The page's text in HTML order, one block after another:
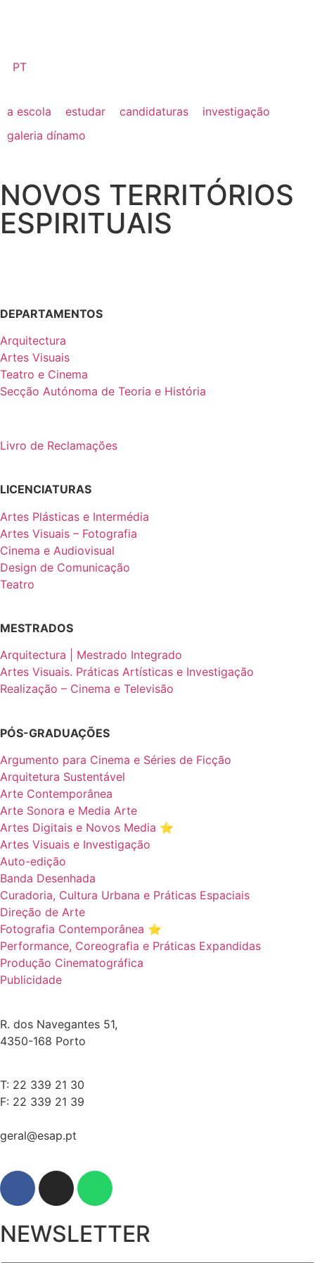
PT
a escola estudar candidaturas
investigação
galeria dínamo
NOVOS TERRITÓRIOS
ESPIRITUAIS
DEPARTAMENTOS
Arquitectura
Artes Visuais
Teatro e Cinema
Secção Autónoma de Teoria e História
Livro de Reclamações
LICENCIATURAS
Artes Plásticas e Intermédia
Artes Visuais – Fotografia
Cinema e Audiovisual
Design de Comunicação
Teatro
MESTRADOS
Arquitectura | Mestrado Integrado
Artes Visuais. Práticas Artísticas e Investigação
Realização – Cinema e Televisão
PÓS-GRADUAÇÕES
Argumento para Cinema e Séries de Ficção
Arquitetura Sustentável
Arte Contemporânea
Arte Sonora e Media Arte
Artes Digitais e Novos Media ⭐️
Artes Visuais e Investigação
Auto-edição
Banda Desenhada
Curadoria, Cultura Urbana e Práticas Espaciais
Direção de Arte
Fotografia Contemporânea ⭐️
Performance, Coreografia e Práticas Expandidas
Produção Cinematográfica
Publicidade
R. dos Navegantes 51,
4350-168 Porto
T: 22 339 21 30
F: 22 339 21 39
geral@esap.pt
NEWSLETTER